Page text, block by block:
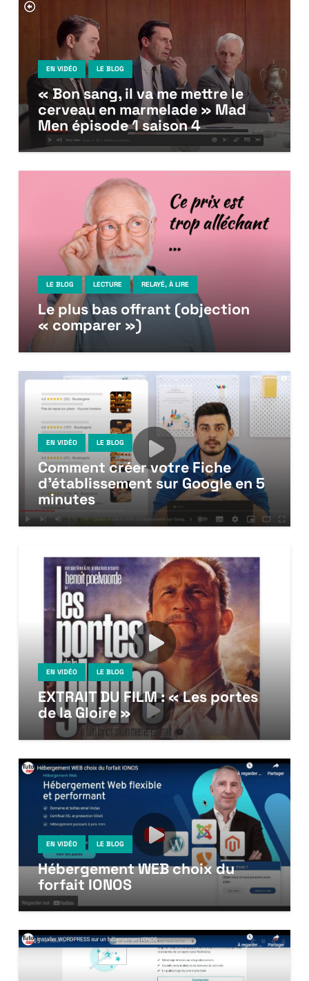
EN VIDÉO LE BLOG
« Bon sang, il va me mettre le
cerveau en marmelade » Mad
Men épisode 1 saison 4
LE BLOG LECTURE RELAYÉ, À LIRE
Le plus bas offrant (objection
« comparer »)
EN VIDÉO LE BLOG
Comment créer votre Fiche
d’établissement sur Google en 5
minutes
EN VIDÉO LE BLOG
EXTRAIT DU FILM : « Les portes
de la Gloire »
EN VIDÉO LE BLOG
Hébergement WEB choix du
forfait IONOS